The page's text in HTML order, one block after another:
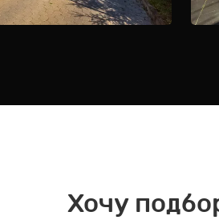
Хочу